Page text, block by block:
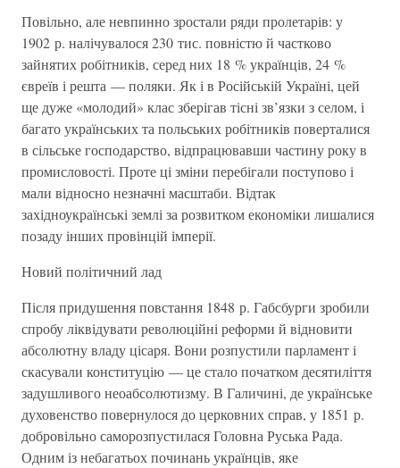
Повільно, але невпинно зростали ряди пролетарів: у
1902 р. налічувалося 230 тис. повністю й частково
зайнятих робітників, серед них 18 % українців, 24 %
євреїв і решта — поляки. Як і в Російській Україні, цей
ще дуже «молодий» клас зберігав тісні зв’язки з селом, і
багато українських та польських робітників поверталися
в сільське господарство, відпрацювавши частину року в
промисловості. Проте ці зміни перебігали поступово і
мали відносно незначні масштаби. Відтак
західноукраїнські землі за розвитком економіки лишалися
позаду інших провінцій імперії.
Новий політичний лад
Після придушення повстання 1848 р. Габсбурги зробили
спробу ліквідувати революційні реформи й відновити
абсолютну владу цісаря. Вони розпустили парламент і
скасували конституцію — це стало початком десятиліття
задушливого неоабсолютизму. В Галичині, де українське
духовенство повернулося до церковних справ, у 1851 р.
добровільно саморозпустилася Головна Руська Рада.
Одним із небагатьох починань українців, яке